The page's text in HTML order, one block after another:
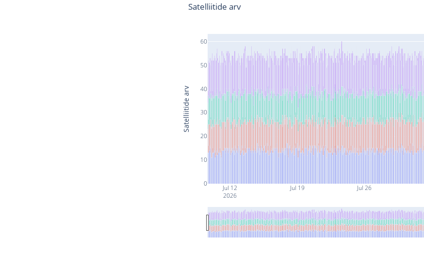
Jul 12
2026
Jul 19 Jul 26
0
10
20
30
40
50
60
Satelliitide arv
Satelliitide arv